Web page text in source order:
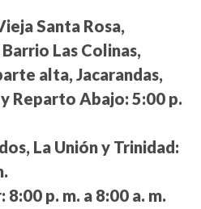
Santa Rosa,
Las Colinas,
alta, Jacarandas,
Reparto Abajo: 5:00 p.
La Unión y Trinidad:
8:00 p. m. a 8:00 a. m.